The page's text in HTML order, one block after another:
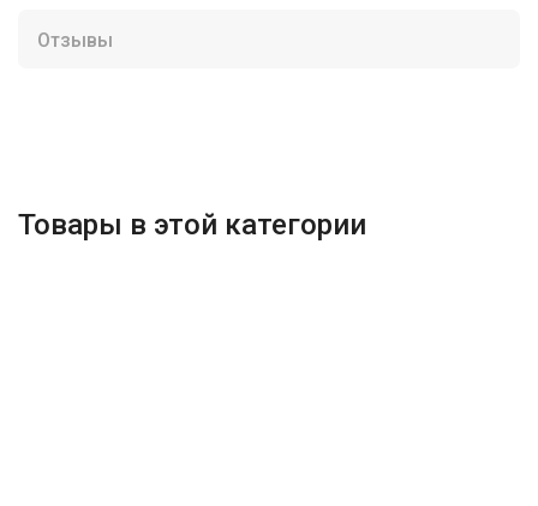
Отзывы
Товары в этой категории